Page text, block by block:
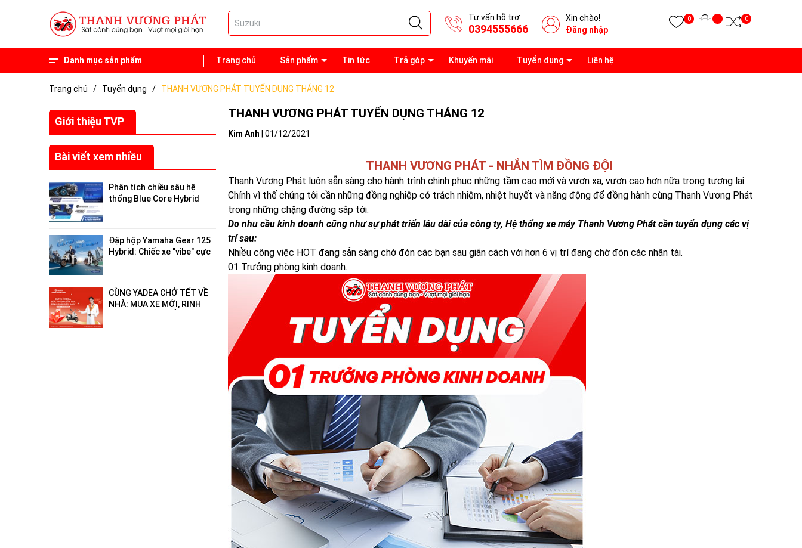
Tư vấn hỗ trợ
0394555666
Xin chào!
Đăng nhập
0 0
Danh mục sản phẩm Trang chủ Sản phẩm Tin tức Trả góp Khuyến mãi Tuyển dụng Liên hệ
Trang chủ / Tuyển dụng / THANH VƯƠNG PHÁT TUYỂN DỤNG THÁNG 12
Giới thiệu TVP
Bài viết xem nhiều
Phân tích chiều sâu hệ
thống Blue Core Hybrid
Đập hộp Yamaha Gear 125
Hybrid: Chiếc xe "vibe" cực
CÙNG YADEA CHỞ TẾT VỀ
NHÀ: MUA XE MỚI, RINH
THANH VƯƠNG PHÁT TUYỂN DỤNG THÁNG 12
Kim Anh 01/12/2021
THANH VƯƠNG PHÁT - NHẮN TÌM ĐỒNG ĐỘI
Thanh Vương Phát luôn sẵn sàng cho hành trình chinh phục những tầm cao mới và vươn xa, vươn cao hơn nữa trong tương lai.
Chính vì thế chúng tôi cần những đồng nghiệp có trách nhiệm, nhiệt huyết và năng động để đồng hành cùng Thanh Vương Phát
trong những chặng đường sắp tới.
Do nhu cầu kinh doanh cũng như sự phát triển lâu dài của công ty, Hệ thống xe máy Thanh Vương Phát cần tuyển dụng các vị
trí sau:
Nhiều công việc HOT đang sẵn sàng chờ đón các bạn sau giãn cách với hơn 6 vị trí đang chờ đón các nhân tài.
01 Trưởng phòng kinh doanh.